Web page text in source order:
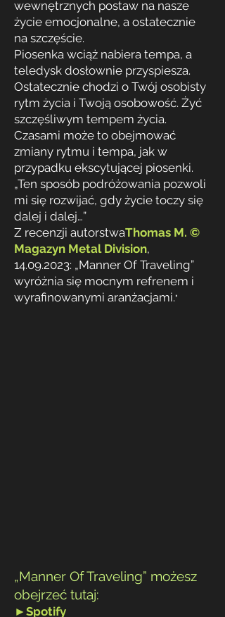
wewnętrznych postaw na nasze
życie emocjonalne, a ostatecznie
na szczęście.
Piosenka wciąż nabiera tempa, a
teledysk dosłownie przyspiesza.
Ostatecznie chodzi o Twój osobisty
rytm życia i Twoją osobowość. Żyć
szczęśliwym tempem życia.
Czasami może to obejmować
zmiany rytmu i tempa, jak w
przypadku ekscytującej piosenki.
„Ten sposób podróżowania pozwoli
mi się rozwijać, gdy życie toczy się
dalej i dalej…”
Z recenzji autorstwaThomas M. ©
Magazyn Metal Division,
14.09.2023: „Manner Of Traveling”
wyróżnia się mocnym refrenem i
wyrafinowanymi aranżacjami."
„Manner Of Traveling” możesz
obejrzeć tutaj:
► Spotify